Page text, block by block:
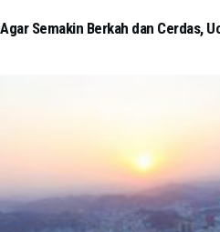
Agar Semakin Berkah dan Cerdas,